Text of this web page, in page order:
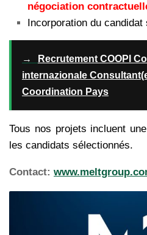
négociation
Incorporation du
→
Recrutement COOPI
internazionale
Coordination Pays
Tous nos projets incluent
les candidats sélectionnés.
Contact: